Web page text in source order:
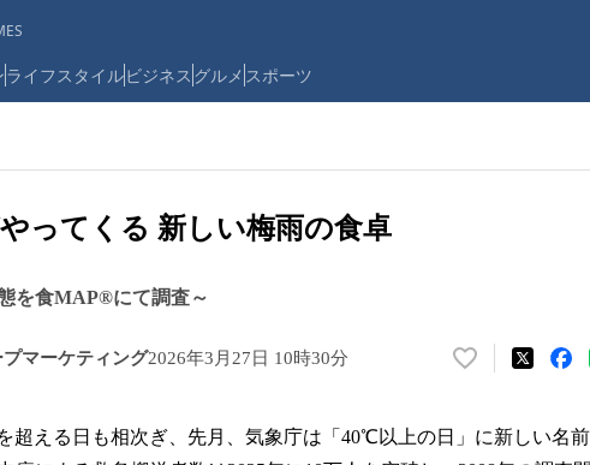
ライフスタイルビジネス グルメ スポーツ
ってくる 新しい梅雨の食卓
を食MAP®にて調査～
マーケティング2026年3月27日 10時30分
い
！
超える日も相次ぎ、先月、気象庁は「40℃以上の日」に新しい名